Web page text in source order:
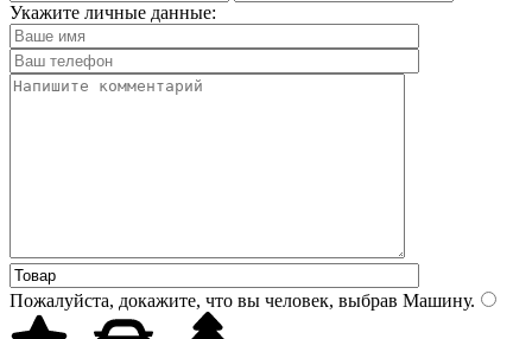
Укажите личные данные:
Пожалуйста, докажите, что вы человек, выбрав Машину.